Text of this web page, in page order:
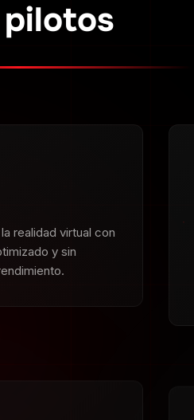
realidad virtual con
y sin